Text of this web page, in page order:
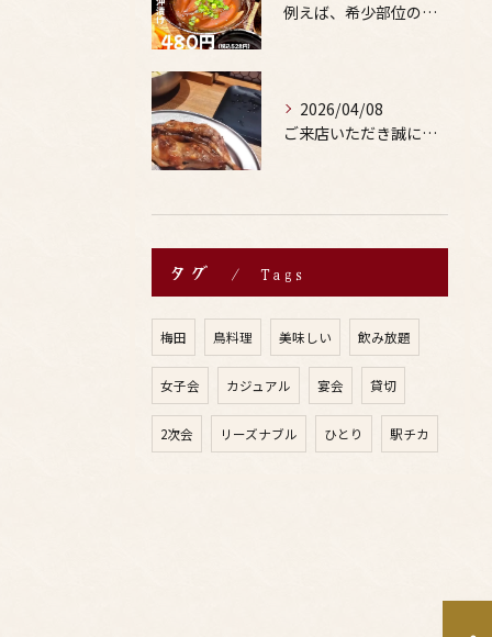
例えば、希少部位の串を試したり、季節限定の地酒を味わったりす...
2026/04/08
ご来店いただき誠にありがとうございます。
タグ Tags
梅田 鳥料理 美味しい 飲み放題
女子会 カジュアル 宴会 貸切
2次会 リーズナブル ひとり 駅チカ